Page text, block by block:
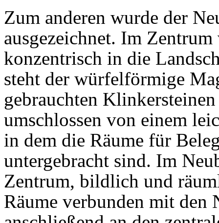
Zum anderen wurde der
ausgezeichnet. Im
konzentrisch in die
steht der würfelförmige
gebrauchten
umschlossen von einem
in dem die Räume für
untergebracht sind. Im
Zentrum, bildlich und
Räume verbunden mit den